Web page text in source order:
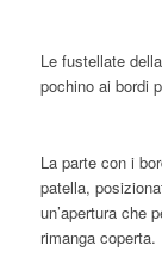
Le fustellate
pochino ai bordi
La parte con i
patella,
un’apertura che
rimanga coperta.